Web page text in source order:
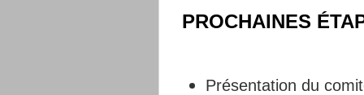
PROCHAINES
Présentation du